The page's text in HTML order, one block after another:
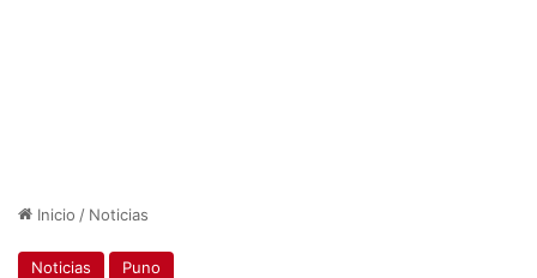
Inicio / Noticias
Noticias Puno